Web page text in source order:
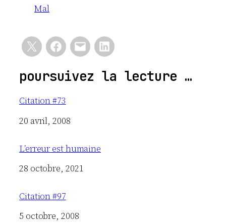
Mal
poursuivez la lecture …
Citation #73
Date
20 avril, 2008
L’erreur est humaine
Date
28 octobre, 2021
Citation #97
Date
5 octobre, 2008